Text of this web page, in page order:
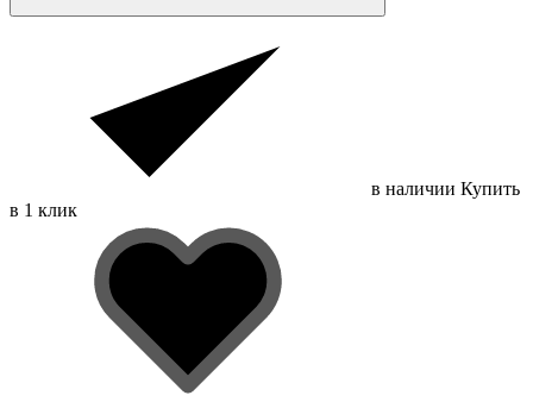
в наличии Купить
в 1 клик